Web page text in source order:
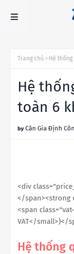
Trang chủ Hệ
Hệ
toàn 6
Cân Gia Định
<div
</span><strong
<span
VAT</small>)</
Hệ thống